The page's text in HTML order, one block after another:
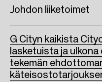
Johdon liiketoimet
G Cityn kaikista
lasketuista ja
tekemän